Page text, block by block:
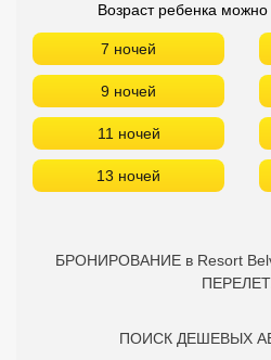
Возраст ребенка можно
7 ночей
9 ночей
11 ночей
13 ночей
БРОНИРОВАНИЕ в Resort
ПОИСК ДЕШЕВЫХ